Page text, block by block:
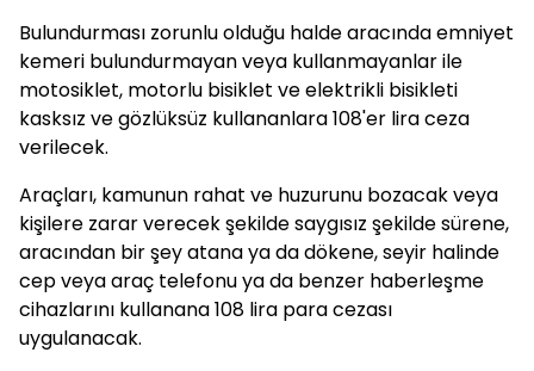
Bulundurması zorunlu olduğu halde aracında emniyet
kemeri bulundurmayan veya kullanmayanlar ile
motosiklet, motorlu bisiklet ve elektrikli bisikleti
kasksız ve gözlüksüz kullananlara 108'er lira ceza
verilecek.
Araçları, kamunun rahat ve huzurunu bozacak veya
kişilere zarar verecek şekilde saygısız şekilde sürene,
aracından bir şey atana ya da dökene, seyir halinde
cep veya araç telefonu ya da benzer haberleşme
cihazlarını kullanana 108 lira para cezası
uygulanacak.